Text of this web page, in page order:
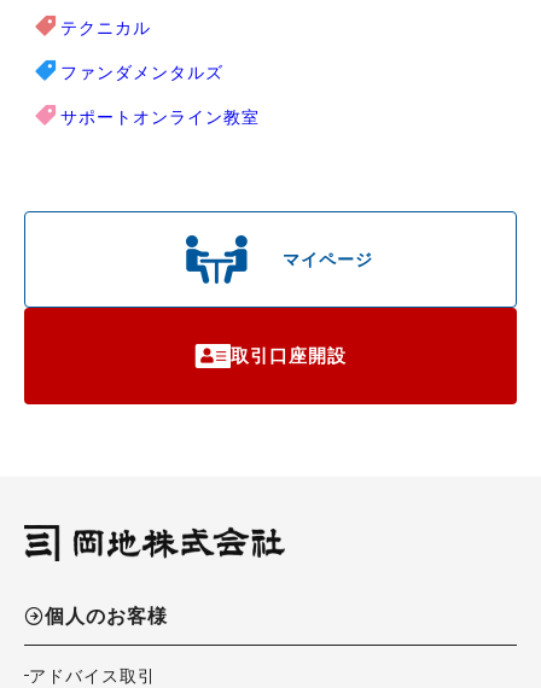
マイページ
取引口座開設
テクニカル
ファンダメンタルズ
サポートオンライン教室
個人のお客様
アドバイス取引